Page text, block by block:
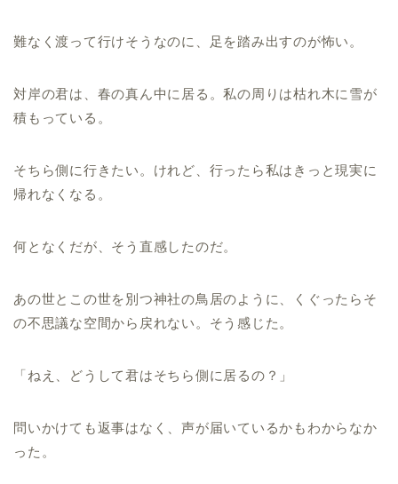
難なく渡って行けそうなのに、足を踏み出すのが怖い。
対岸の君は、春の真ん中に居る。私の周りは枯れ木に雪が
積もっている。
そちら側に行きたい。けれど、行ったら私はきっと現実に
帰れなくなる。
何となくだが、そう直感したのだ。
あの世とこの世を別つ神社の鳥居のように、くぐったらそ
の不思議な空間から戻れない。そう感じた。
「ねえ、どうして君はそちら側に居るの？」
問いかけても返事はなく、声が届いているかもわからなか
った。